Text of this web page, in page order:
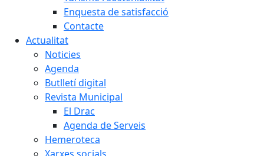
Enquesta de satisfacció
Contacte
Actualitat
Noticies
Agenda
Butlletí digital
Revista Municipal
El Drac
Agenda de Serveis
Hemeroteca